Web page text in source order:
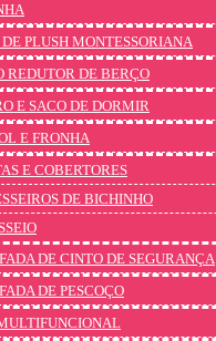
PLUSH MONTESSORIANA
REDUTOR DE BERÇO
E SACO DE DORMIR
E FRONHA
E COBERTORES
DE BICHINHO
DE CINTO DE SEGURANÇA
DE PESCOÇO